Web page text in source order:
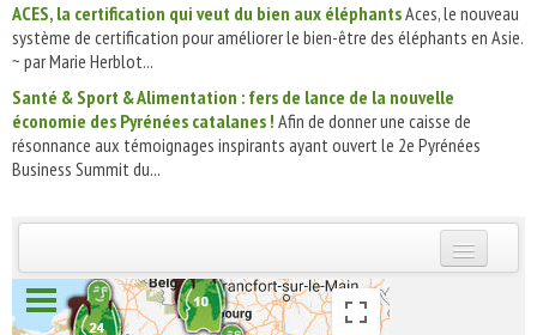
ACES, la certification qui veut du bien aux éléphantsAces, le nouveau
système de certification pour améliorer le bien-être des éléphants en Asie.
~ par Marie Herblot...
Santé & Sport & Alimentation : fers de lance de la nouvelle
économie des Pyrénées catalanes ! Afin de donner une caisse de
résonnance aux témoignages inspirants ayant ouvert le 2e Pyrénées
Business Summit du...
INSCRIVEZ-VOUS | ABONNEZ-VOUS